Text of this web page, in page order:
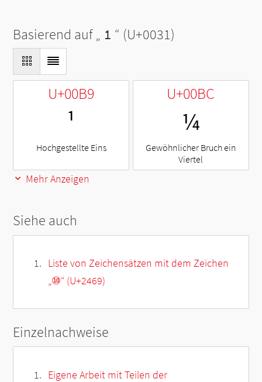
Basierend auf „ 1 “ (U+0031)
U+00B9
¹
Hochgestellte Eins
U+00BC
¼
Gewöhnlicher Bruch ein
Viertel
Mehr Anzeigen
Siehe auch
Liste von Zeichensätzen mit dem Zeichen
„⑩“ (U+2469)
Einzelnachweise
Eigene Arbeit mit Teilen der